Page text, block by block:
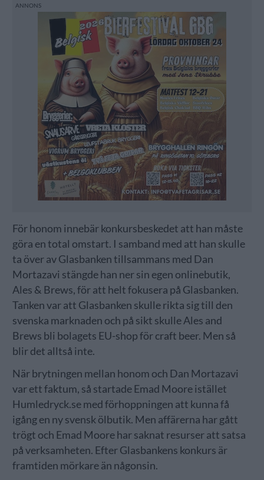
För honom innebär konkursbeskedet att han måste
göra en total omstart. I samband med att han skulle
ta över av Glasbanken tillsammans med Dan
Mortazavi stängde han ner sin egen onlinebutik,
Ales & Brews, för att helt fokusera på Glasbanken.
Tanken var att Glasbanken skulle rikta sig till den
svenska marknaden och på sikt skulle Ales and
Brews bli bolagets EU-shop för craft beer. Men så
blir det alltså inte.
När brytningen mellan honom och Dan Mortazavi
var ett faktum, så startade Emad Moore istället
Humledryck.se med förhoppningen att kunna få
igång en ny svensk ölbutik. Men affärerna har gått
trögt och Emad Moore har saknat resurser att satsa
på verksamheten. Efter Glasbankens konkurs är
framtiden mörkare än någonsin.